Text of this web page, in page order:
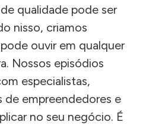
qualidade pode ser
nisso, criamos
ouvir em qualquer
Nossos episódios
especialistas,
de empreendedores e
no seu negócio. É